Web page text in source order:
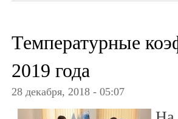
Температурные
2019 года
28 декабря, 2018 - 05:07